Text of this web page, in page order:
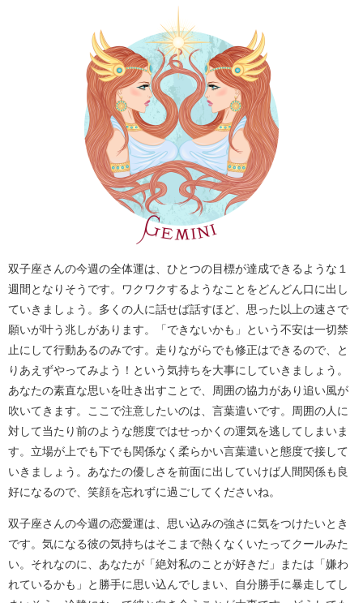
双子座さんの今週の全体運は、ひとつの目標が達成できるような１
週間となりそうです。ワクワクするようなことをどんどん口に出し
ていきましょう。多くの人に話せば話すほど、思った以上の速さで
願いが叶う兆しがあります。「できないかも」という不安は一切禁
止にして行動あるのみです。走りながらでも修正はできるので、と
りあえずやってみよう！という気持ちを大事にしていきましょう。
あなたの素直な思いを吐き出すことで、周囲の協力があり追い風が
吹いてきます。ここで注意したいのは、言葉遣いです。周囲の人に
対して当たり前のような態度ではせっかくの運気を逃してしまいま
す。立場が上でも下でも関係なく柔らかい言葉遣いと態度で接して
いきましょう。あなたの優しさを前面に出していけば人間関係も良
好になるので、笑顔を忘れずに過ごしてくださいね。
双子座さんの今週の恋愛運は、思い込みの強さに気をつけたいとき
です。気になる彼の気持ちはそこまで熱くなくいたってクールみた
い。それなのに、あなたが「絶対私のことが好きだ」または「嫌わ
れているかも」と勝手に思い込んでしまい、自分勝手に暴走してし